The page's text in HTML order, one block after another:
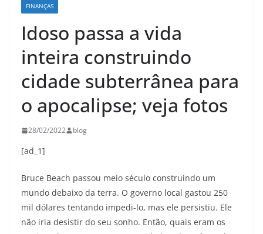
FINANÇAS
Idoso passa a vida
inteira construindo
cidade subterrânea para
o apocalipse; veja fotos
28/02/2022 blog
[ad_1]
Bruce Beach passou meio século construindo um
mundo debaixo da terra. O governo local gastou 250
mil dólares tentando impedi-lo, mas ele persistiu. Ele
não iria desistir do seu sonho. Então, quais eram os